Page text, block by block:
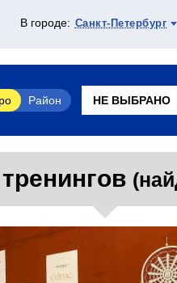
В городе: Санкт-Петербург
Район